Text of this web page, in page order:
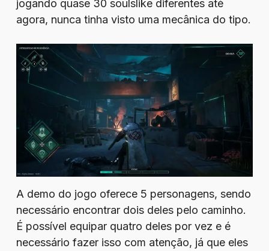
jogando quase 30 soulslike diferentes até
agora, nunca tinha visto uma mecânica do tipo.
A demo do jogo oferece 5 personagens, sendo
necessário encontrar dois deles pelo caminho.
É possível equipar quatro deles por vez e é
necessário fazer isso com atenção, já que eles